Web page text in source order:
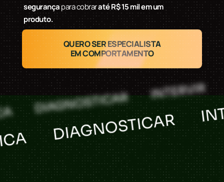
segurançapara cobraraté R$ 15 mil em um
produto.
QUERO SER ESPECIALISTA
EM COMPORTAMENTO
INTERVIR
CIENTÍFICA